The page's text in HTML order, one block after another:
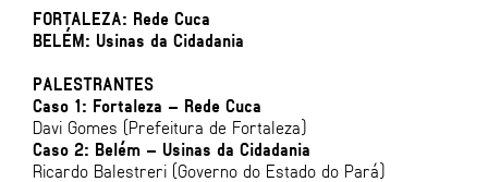
FORTALEZA: Rede Cuca
BELÉM: Usinas da Cidadania
PALESTRANTES
Caso 1: Fortaleza – Rede Cuca
Davi Gomes (Prefeitura de Fortaleza)
Caso 2: Belém – Usinas da Cidadania
Ricardo Balestreri (Governo do Estado do Pará)